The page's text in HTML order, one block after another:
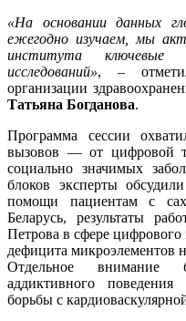
«На основании данных
ежегодно изучаем, мы
института ключевые
исследований», –
организации
Татьяна Богданова.
Программа сессии
вызовов — от цифровой
социально значимых
блоков эксперты
помощи пациентам с
Беларусь, результаты
Петрова в сфере цифрового
дефицита микроэлементов
Отдельное внимание
аддиктивного
борьбы с